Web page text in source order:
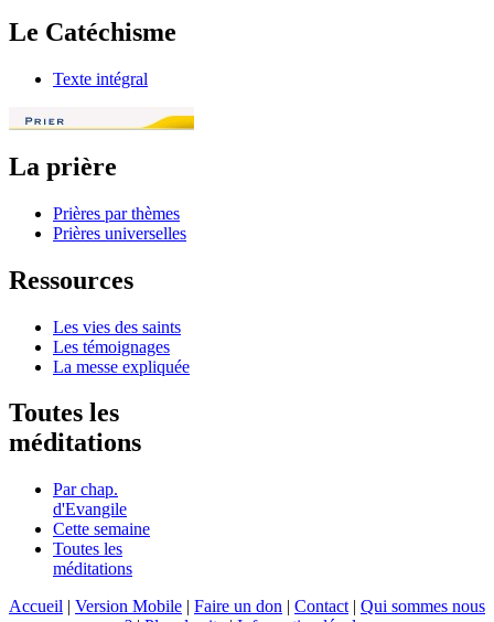
Le Catéchisme
Texte intégral
La prière
Prières par thèmes
Prières universelles
Ressources
Les vies des saints
Les témoignages
La messe expliquée
Toutes les
méditations
Par chap.
d'Evangile
Cette semaine
Toutes les
méditations
Accueil | Version Mobile | Faire un don | Contact | Qui sommes nous